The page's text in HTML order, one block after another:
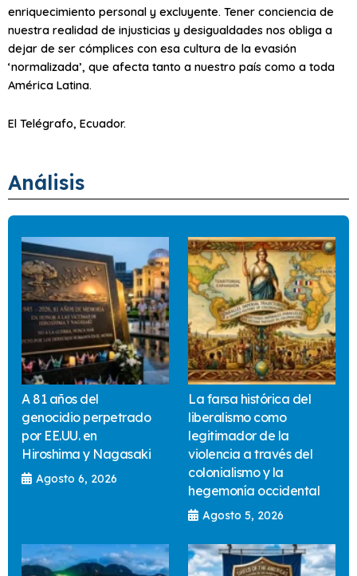
enriquecimiento personal y excluyente. Tener conciencia de
nuestra realidad de injusticias y desigualdades nos obliga a
dejar de ser cómplices con esa cultura de la evasión
‘normalizada’, que afecta tanto a nuestro país como a toda
América Latina.
El Telégrafo, Ecuador.
Análisis
A 81 años del
genocidio perpetrado
por EE.UU. en
Hiroshima y Nagasaki
Agosto 6, 2026
La farsa histórica del
liberalismo como
legitimador de la
violencia a través del
colonialismo y la
hegemonía occidental
Agosto 5, 2026